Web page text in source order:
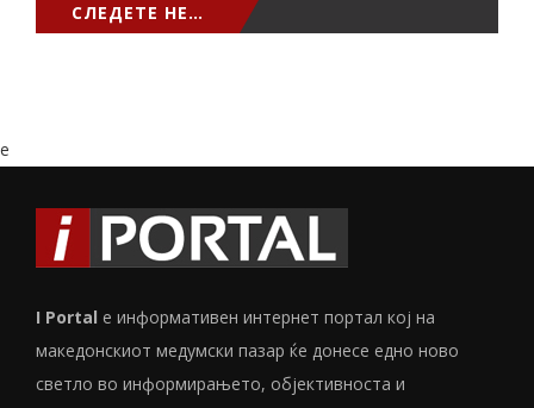
СЛЕДЕТЕ НЕ…
e
I Portal е информативен интернет портал кој на
македонскиот медумски пазар ќе донесе едно ново
светло во информирањето, објективноста и